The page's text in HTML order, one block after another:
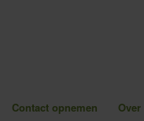
Contact opnemen